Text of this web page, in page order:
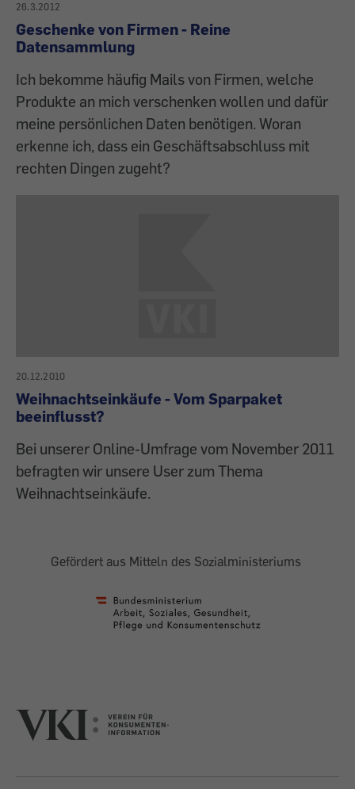
26.3.2012
Geschenke von Firmen - Reine
Datensammlung
Ich bekomme häufig Mails von Firmen, welche
Produkte an mich verschenken wollen und dafür
meine persönlichen Daten benötigen. Woran
erkenne ich, dass ein Geschäftsabschluss mit
rechten Dingen zugeht?
20.12.2010
Weihnachtseinkäufe - Vom Sparpaket
beeinflusst?
Bei unserer Online-Umfrage vom November 2011
befragten wir unsere User zum Thema
Weihnachtseinkäufe.
Gefördert aus Mitteln des Sozialministeriums